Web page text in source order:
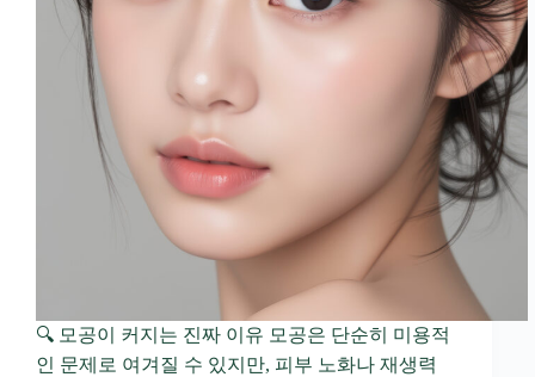
🔍 모공이 커지는 진짜 이유 모공은 단순히 미용적
인 문제로 여겨질 수 있지만, 피부 노화나 재생력